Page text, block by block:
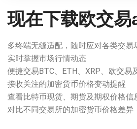
现在下载欧交
多终端无缝适配，随时应对各类交易
实时掌握市场行情动态
便捷交易BTC、ETH、XRP、欧交易
接收关注的加密货币价格变动提醒
查看比特币现货、期货及期权价格信
对比不同交易所的加密货币价格差异